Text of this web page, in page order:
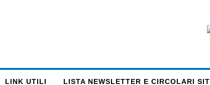
LINK UTILI LISTA NEWSLETTER E CIRCOLARI SIT